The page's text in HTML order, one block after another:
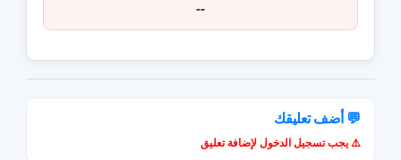
--
💬 أضف تعليقك
⚠️ يجب تسجيل الدخول لإضافة تعليق